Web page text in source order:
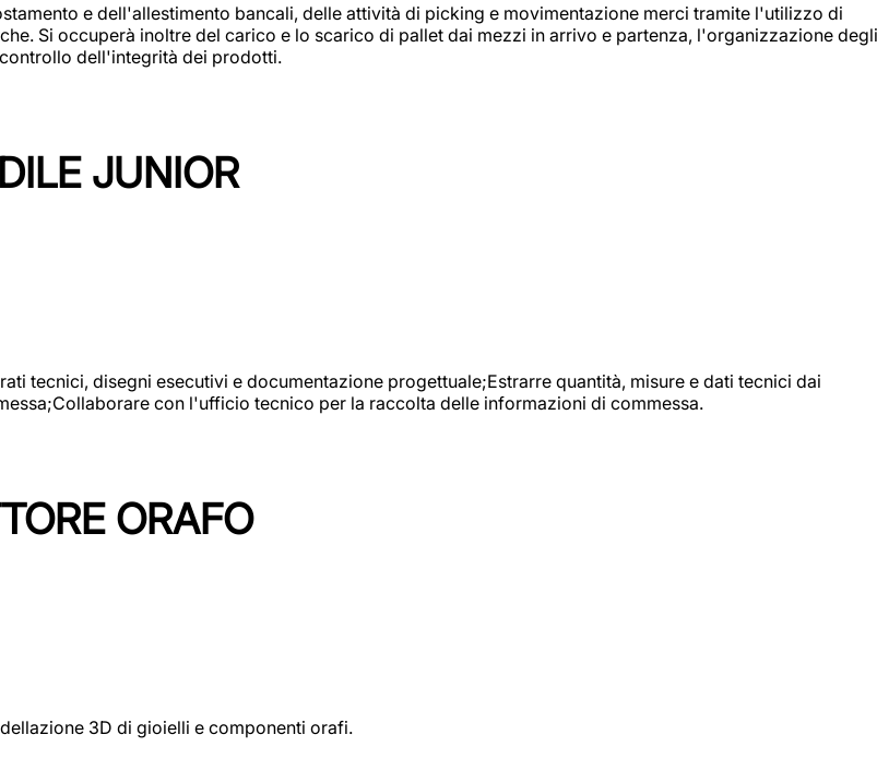
e dell'allestimento bancali, delle attività di picking e movimentazione merci tramite l'utilizzo di
Si occuperà inoltre del carico e lo scarico di pallet dai mezzi in arrivo e partenza, l'organizzazione degli
dell'integrità dei prodotti.
JUNIOR
tecnici, disegni esecutivi e documentazione progettuale;Estrarre quantità, misure e dati tecnici dai
con l'ufficio tecnico per la raccolta delle informazioni di commessa.
ORAFO
3D di gioielli e componenti orafi.